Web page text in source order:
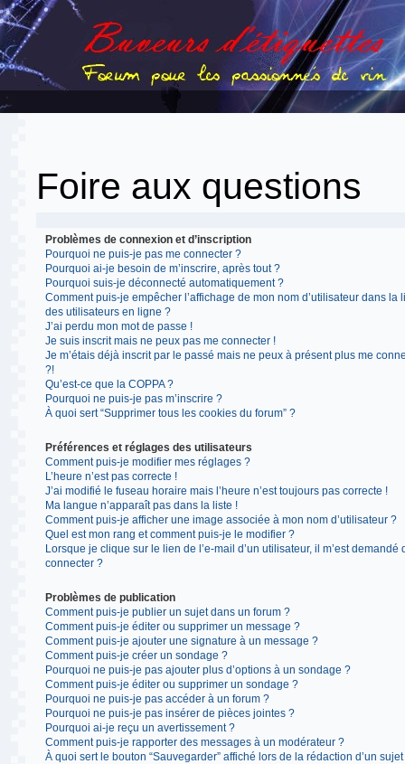
Foire aux questions
Problèmes de connexion et d’inscription
Pourquoi ne puis-je pas me connecter ?
Pourquoi ai-je besoin de m’inscrire, après tout ?
Pourquoi suis-je déconnecté automatiquement ?
Comment puis-je empêcher l’affichage de mon nom d’utilisateur dans la
des utilisateurs en ligne ?
J’ai perdu mon mot de passe !
Je suis inscrit mais ne peux pas me connecter !
Je m’étais déjà inscrit par le passé mais ne peux à présent plus me
?!
Qu’est-ce que la COPPA ?
Pourquoi ne puis-je pas m’inscrire ?
À quoi sert “Supprimer tous les cookies du forum” ?
Préférences et réglages des utilisateurs
Comment puis-je modifier mes réglages ?
L’heure n’est pas correcte !
J’ai modifié le fuseau horaire mais l’heure n’est toujours pas correcte !
Ma langue n’apparaît pas dans la liste !
Comment puis-je afficher une image associée à mon nom d’utilisateur ?
Quel est mon rang et comment puis-je le modifier ?
Lorsque je clique sur le lien de l’e-mail d’un utilisateur, il m’est demandé
connecter ?
Problèmes de publication
Comment puis-je publier un sujet dans un forum ?
Comment puis-je éditer ou supprimer un message ?
Comment puis-je ajouter une signature à un message ?
Comment puis-je créer un sondage ?
Pourquoi ne puis-je pas ajouter plus d’options à un sondage ?
Comment puis-je éditer ou supprimer un sondage ?
Pourquoi ne puis-je pas accéder à un forum ?
Pourquoi ne puis-je pas insérer de pièces jointes ?
Pourquoi ai-je reçu un avertissement ?
Comment puis-je rapporter des messages à un modérateur ?
À quoi sert le bouton “Sauvegarder” affiché lors de la rédaction d’un